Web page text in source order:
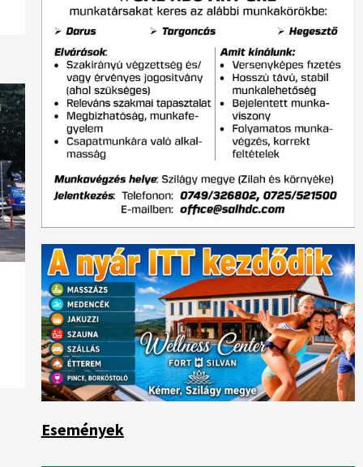
Események